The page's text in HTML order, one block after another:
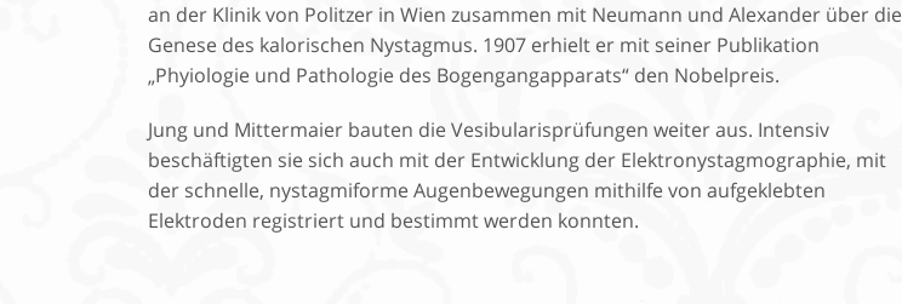
an der Klinik von Politzer in Wien zusammen mit Neumann und Alexander über die
Genese des kalorischen Nystagmus. 1907 erhielt er mit seiner Publikation
„Phyiologie und Pathologie des Bogengangapparats“ den Nobelpreis.
Jung und Mittermaier bauten die Vesibularisprüfungen weiter aus. Intensiv
beschäftigten sie sich auch mit der Entwicklung der Elektronystagmographie, mit
der schnelle, nystagmiforme Augenbewegungen mithilfe von aufgeklebten
Elektroden registriert und bestimmt werden konnten.